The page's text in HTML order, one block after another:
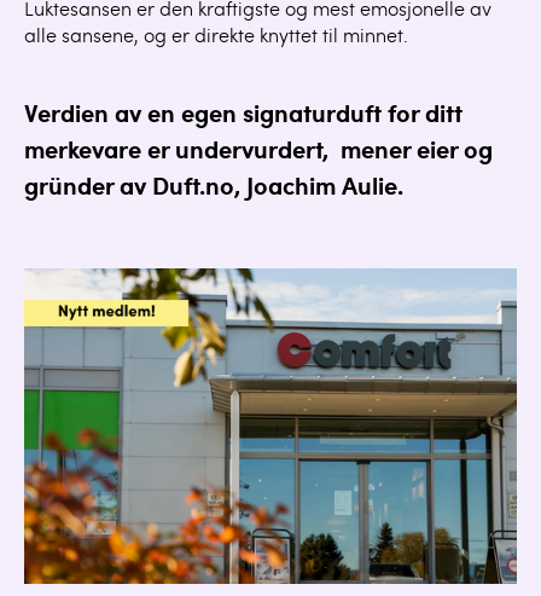
Luktesansen er den kraftigste og mest emosjonelle av
alle sansene, og er direkte knyttet til minnet.
Verdien av en egen signaturduft for ditt
merkevare er undervurdert, mener eier og
gründer av Duft.no, Joachim Aulie.